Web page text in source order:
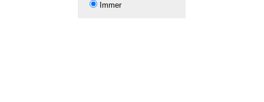
Immer